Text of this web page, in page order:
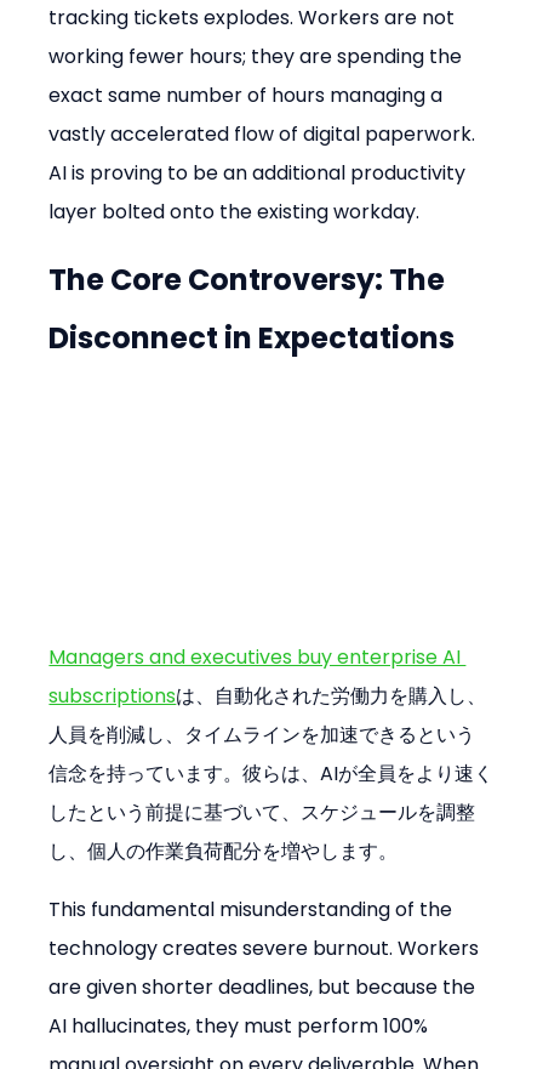
tracking tickets explodes. Workers are not
working fewer hours; they are spending the
exact same number of hours managing a
vastly accelerated flow of digital paperwork.
AI is proving to be an additional productivity
layer bolted onto the existing workday.
The Core Controversy: The
Disconnect in Expectations
Managers and executives buy enterprise AI
subscriptionsは、自動化された労働力を購入し、
人員を削減し、タイムラインを加速できるという
信念を持っています。彼らは、AIが全員をより速く
したという前提に基づいて、スケジュールを調整
し、個人の作業負荷配分を増やします。
This fundamental misunderstanding of the
technology creates severe burnout. Workers
are given shorter deadlines, but because the
AI hallucinates, they must perform 100%